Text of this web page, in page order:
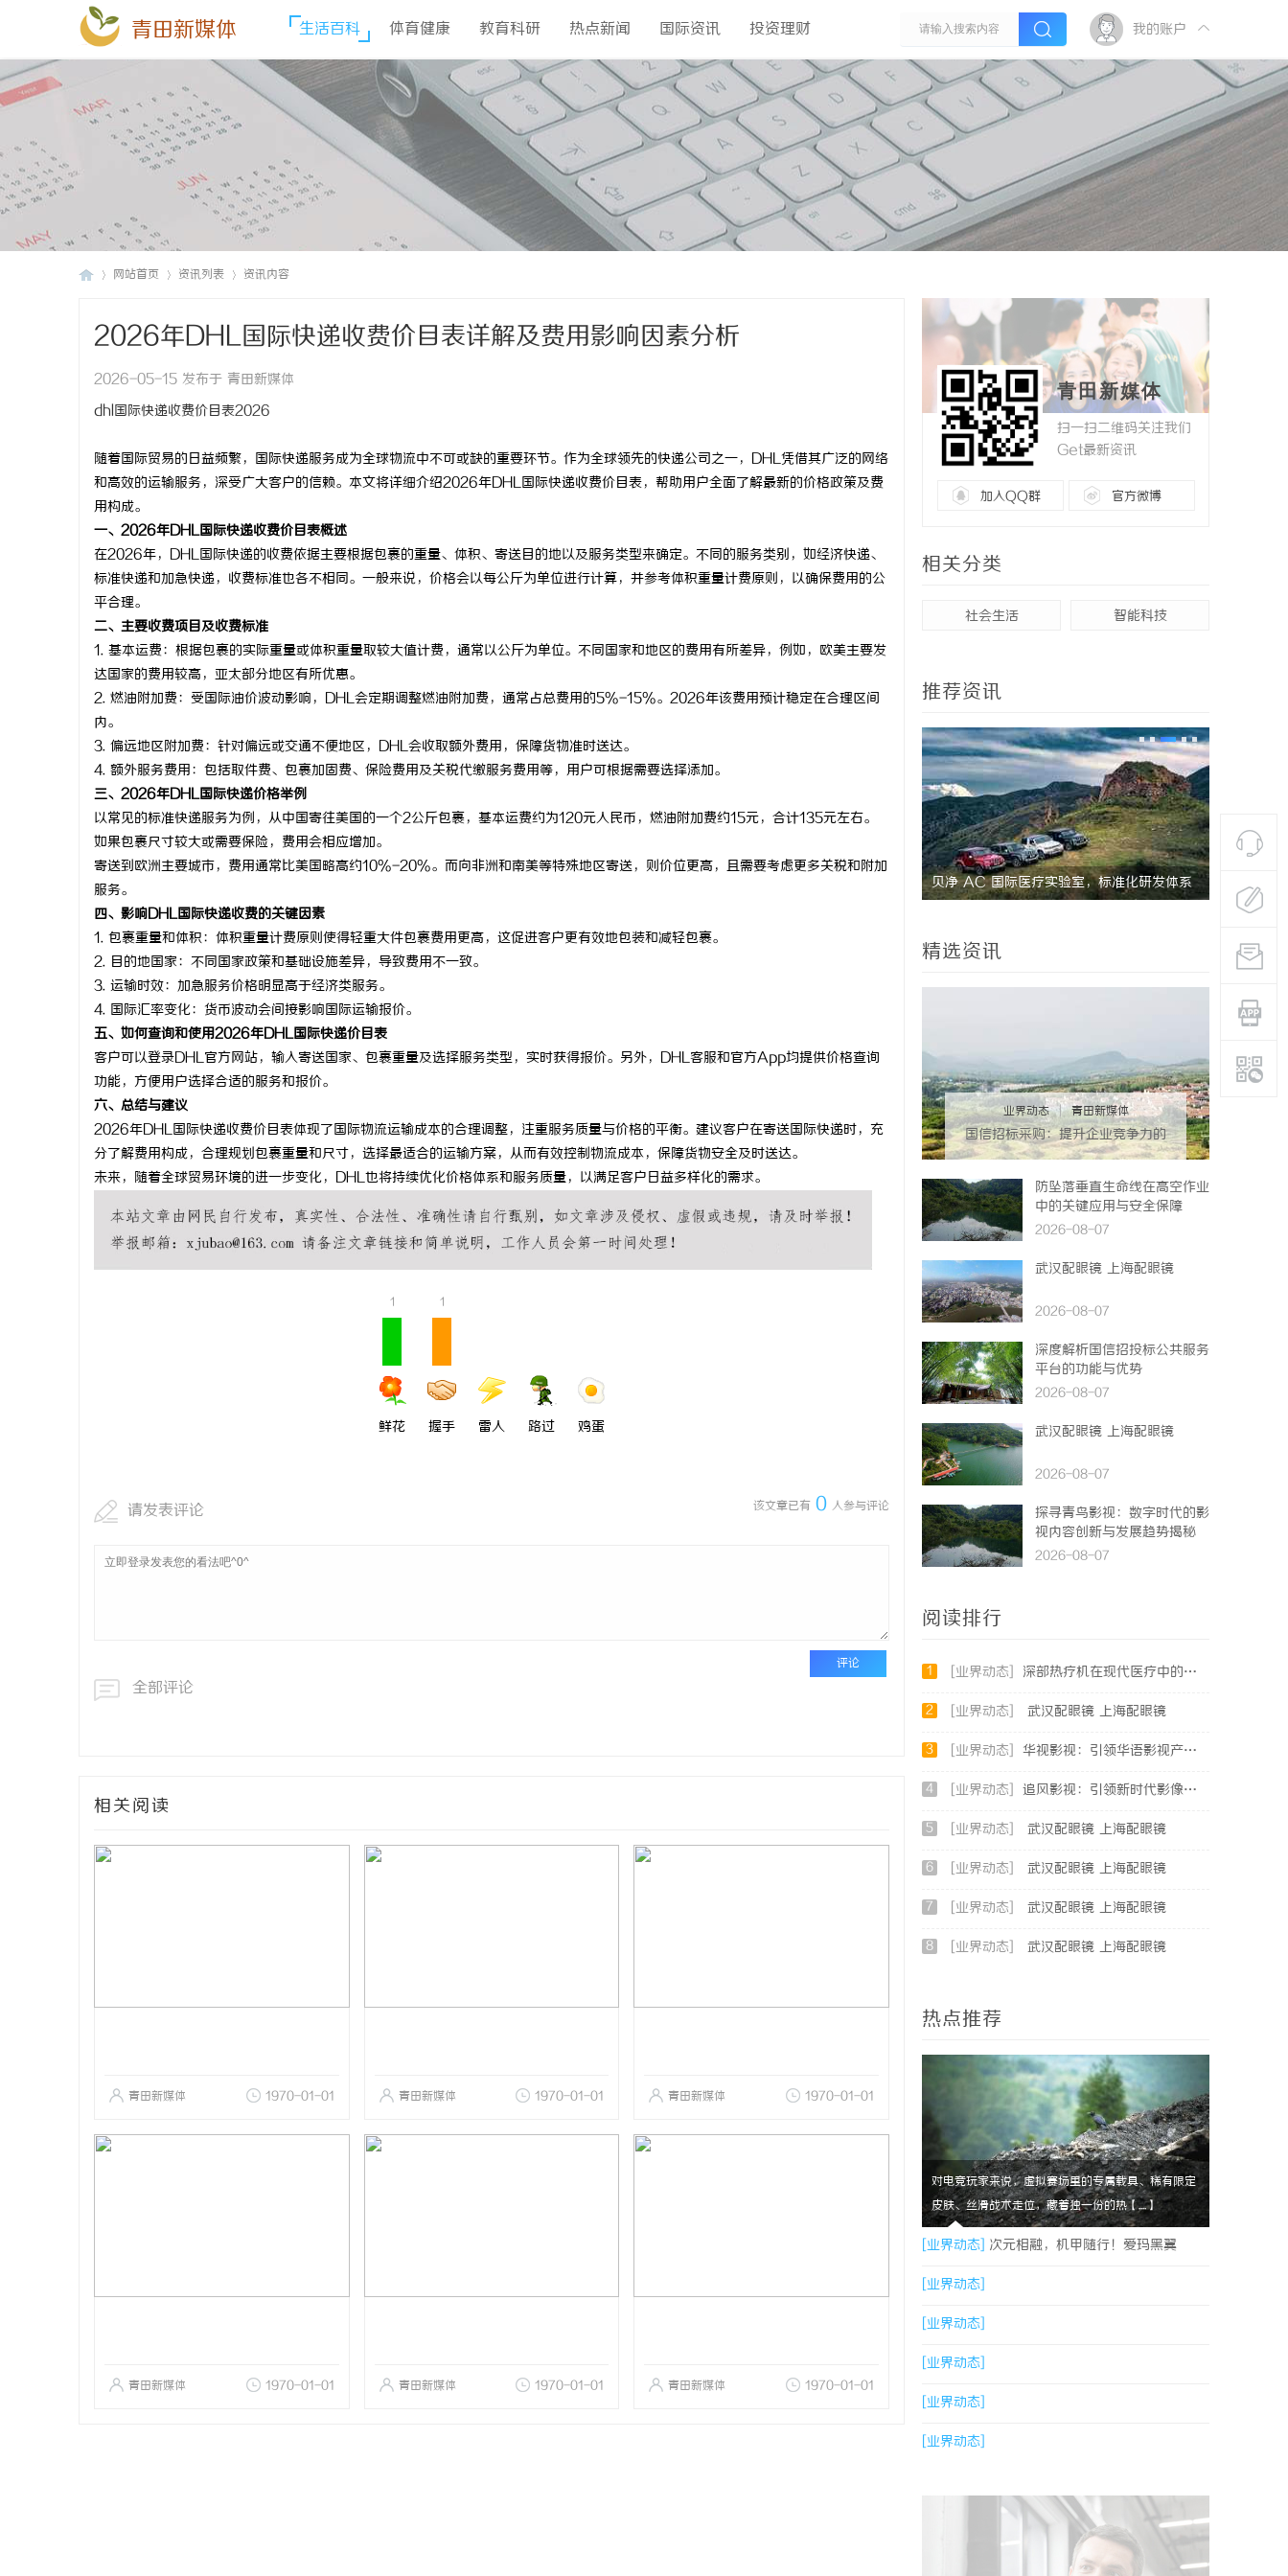
青田新媒体 生活百科 体育健康 教育科研 热点新闻 国际资讯 投资理财 我的账户
网站首页 资讯列表 资讯内容
2026年DHL国际快递收费价目表详解及费用影响因素分析
2026-05-15 发布于 青田新媒体
dhl国际快递收费价目表2026
随着国际贸易的日益频繁，国际快递服务成为全球物流中不可或缺的重要环节。作为全球领先的快递公司之一，DHL凭借其广泛的网络
和高效的运输服务，深受广大客户的信赖。本文将详细介绍2026年DHL国际快递收费价目表，帮助用户全面了解最新的价格政策及费
用构成。
一、2026年DHL国际快递收费价目表概述
在2026年，DHL国际快递的收费依据主要根据包裹的重量、体积、寄送目的地以及服务类型来确定。不同的服务类别，如经济快递、
标准快递和加急快递，收费标准也各不相同。一般来说，价格会以每公斤为单位进行计算，并参考体积重量计费原则，以确保费用的公
平合理。
二、主要收费项目及收费标准
1. 基本运费： 根据包裹的实际重量或体积重量取较大值计费，通常以公斤为单位。不同国家和地区的费用有所差异，例如，欧美主要发
达国家的费用较高，亚太部分地区有所优惠。
2. 燃油附加费： 受国际油价波动影响，DHL会定期调整燃油附加费，通常占总费用的5%-15%。2026年该费用预计稳定在合理区间
内。
3. 偏远地区附加费： 针对偏远或交通不便地区，DHL会收取额外费用，保障货物准时送达。
4. 额外服务费用： 包括取件费、包裹加固费、保险费用及关税代缴服务费用等，用户可根据需要选择添加。
三、2026年DHL国际快递价格举例
以常见的标准快递服务为例，从中国寄往美国的一个2公斤包裹，基本运费约为120元人民币，燃油附加费约15元，合计135元左右。
如果包裹尺寸较大或需要保险，费用会相应增加。
寄送到欧洲主要城市，费用通常比美国略高约10%-20%。而向非洲和南美等特殊地区寄送，则价位更高，且需要考虑更多关税和附加
服务。
四、影响DHL国际快递收费的关键因素
1. 包裹重量和体积： 体积重量计费原则使得轻重大件包裹费用更高，这促进客户更有效地包装和减轻包裹。
2. 目的地国家： 不同国家政策和基础设施差异，导致费用不一致。
3. 运输时效： 加急服务价格明显高于经济类服务。
4. 国际汇率变化： 货币波动会间接影响国际运输报价。
五、如何查询和使用2026年DHL国际快递价目表
客户可以登录DHL官方网站，输入寄送国家、包裹重量及选择服务类型，实时获得报价。另外，DHL客服和官方App均提供价格查询
功能，方便用户选择合适的服务和报价。
六、总结与建议
2026年DHL国际快递收费价目表体现了国际物流运输成本的合理调整，注重服务质量与价格的平衡。建议客户在寄送国际快递时，充
分了解费用构成，合理规划包裹重量和尺寸，选择最适合的运输方案，从而有效控制物流成本，保障货物安全及时送达。
未来，随着全球贸易环境的进一步变化，DHL也将持续优化价格体系和服务质量，以满足客户日益多样化的需求。
1
鲜花
1
握手 雷人 路过 鸡蛋
该文章已有 0 人参与评论
请发表评论
评论
全部评论
相关阅读
青田新媒体 1970-01-01 青田新媒体 1970-01-01 青田新媒体 1970-01-01
青田新媒体 1970-01-01 青田新媒体 1970-01-01 青田新媒体 1970-01-01
青田新媒体
扫一扫二维码关注我们
Get最新资讯
加入QQ群 官方微博
相关分类
社会生活 智能科技
推荐资讯
贝净 AC 国际医疗实验室，标准化研发体系 武汉配眼
精选资讯
业界动态 | 青田新媒体
国信招标采购：提升企业竞争力的
战略利器解析
防坠落垂直生命线在高空作业
中的关键应用与安全保障
2026-08-07
武汉配眼镜 上海配眼镜
2026-08-07
深度解析国信招投标公共服务
平台的功能与优势
2026-08-07
武汉配眼镜 上海配眼镜
2026-08-07
探寻青鸟影视：数字时代的影
视内容创新与发展趋势揭秘
2026-08-07
阅读排行
1 [业界动态] 深部热疗机在现代医疗中的应用与优势解析
2 [业界动态] 武汉配眼镜 上海配眼镜
3 [业界动态] 华视影视：引领华语影视产业创新与发展的标杆企业
4 [业界动态] 追风影视：引领新时代影像文化的创新平台
5 [业界动态] 武汉配眼镜 上海配眼镜
6 [业界动态] 武汉配眼镜 上海配眼镜
7 [业界动态] 武汉配眼镜 上海配眼镜
8 [业界动态] 武汉配眼镜 上海配眼镜
热点推荐
对电竞玩家来说，虚拟赛场里的专属载具、稀有限定
皮肤、丝滑战术走位，藏着独一份的热【....】
[业界动态] 次元相融，机甲随行！爱玛黑翼
S360电竞版焕新登场
[业界动态]
[业界动态]
[业界动态]
[业界动态]
[业界动态]